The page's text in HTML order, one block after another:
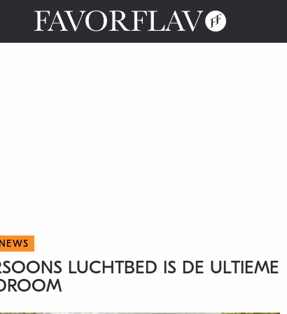
LUCHTBED IS DE ULTIEME